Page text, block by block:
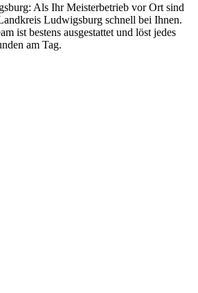
Als Ihr Meisterbetrieb vor Ort sind
Ludwigsburg schnell bei Ihnen.
ist bestens ausgestattet und löst jedes
am Tag.